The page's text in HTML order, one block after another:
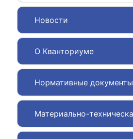
Новости
О Кванториуме
Нормативные документы
Материально-